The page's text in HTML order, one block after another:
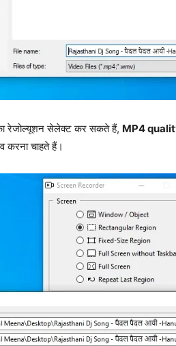
रेजोल्यूशन सेलेक्ट कर सकते हैं, MP4
करना चाहते हैं।